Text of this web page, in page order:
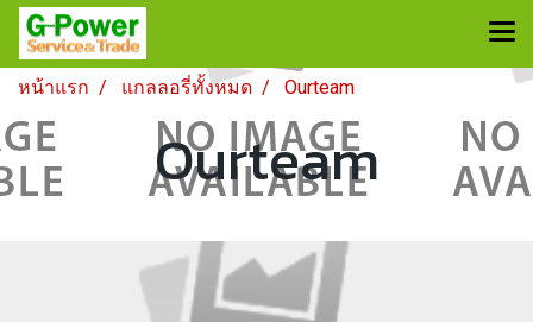
หน้าแรก แกลลอรี่ทั้งหมด Ourteam
Ourteam